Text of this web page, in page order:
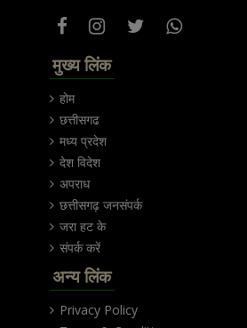
मुख्य लिंक
होम
छत्तीसगढ
मध्य प्रदेश
देश विदेश
अपराध
छत्तीसगढ़ जनसंपर्क
जरा हट के
संपर्क करें
अन्य लिंक
Privacy Policy